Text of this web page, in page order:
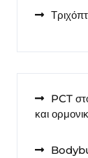
PCT
και